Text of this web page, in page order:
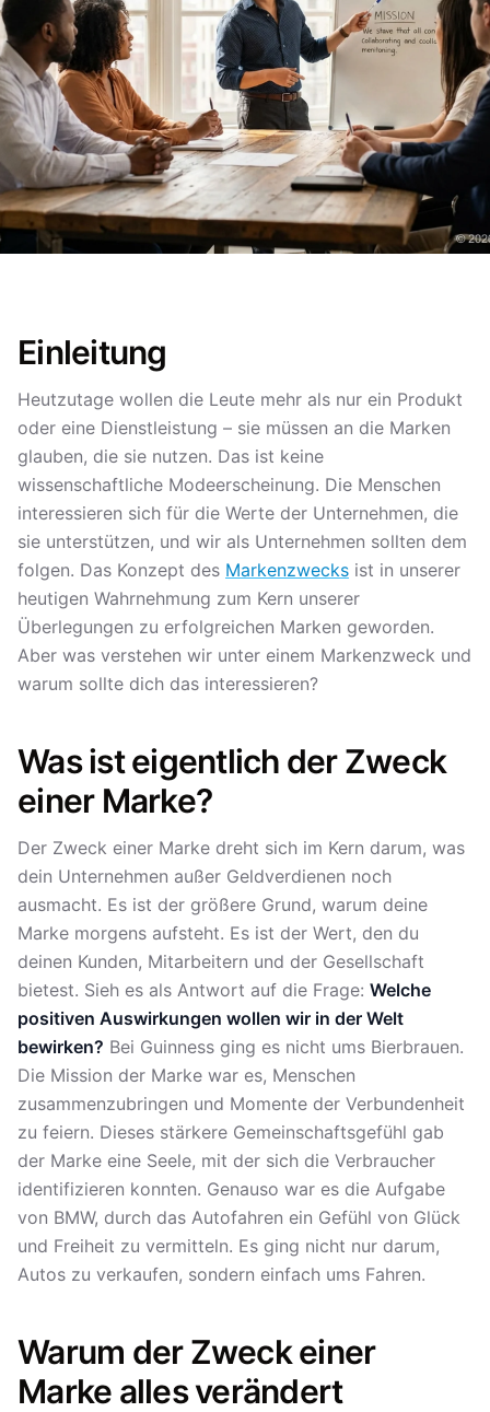
Einleitung
Heutzutage wollen die Leute mehr als nur ein Produkt
oder eine Dienstleistung – sie müssen an die Marken
glauben, die sie nutzen. Das ist keine
wissenschaftliche Modeerscheinung. Die Menschen
interessieren sich für die Werte der Unternehmen, die
sie unterstützen, und wir als Unternehmen sollten dem
folgen. Das Konzept des Markenzwecks ist in unserer
heutigen Wahrnehmung zum Kern unserer
Überlegungen zu erfolgreichen Marken geworden.
Aber was verstehen wir unter einem Markenzweck und
warum sollte dich das interessieren?
Was ist eigentlich der Zweck
einer Marke?
Der Zweck einer Marke dreht sich im Kern darum, was
dein Unternehmen außer Geldverdienen noch
ausmacht. Es ist der größere Grund, warum deine
Marke morgens aufsteht. Es ist der Wert, den du
deinen Kunden, Mitarbeitern und der Gesellschaft
bietest. Sieh es als Antwort auf die Frage: Welche
positiven Auswirkungen wollen wir in der Welt
bewirken? Bei Guinness ging es nicht ums Bierbrauen.
Die Mission der Marke war es, Menschen
zusammenzubringen und Momente der Verbundenheit
zu feiern. Dieses stärkere Gemeinschaftsgefühl gab
der Marke eine Seele, mit der sich die Verbraucher
identifizieren konnten. Genauso war es die Aufgabe
von BMW, durch das Autofahren ein Gefühl von Glück
und Freiheit zu vermitteln. Es ging nicht nur darum,
Autos zu verkaufen, sondern einfach ums Fahren.
Warum der Zweck einer
Marke alles verändert